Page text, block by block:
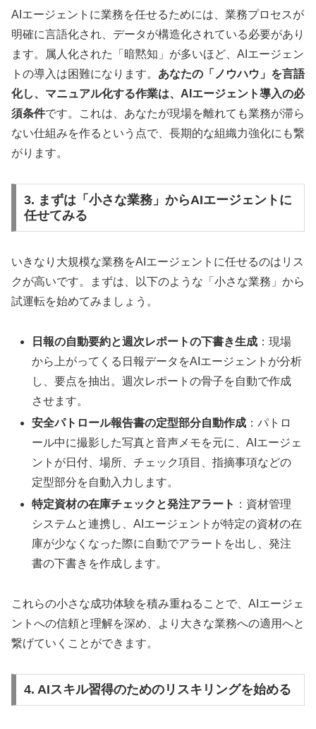
AIエージェントに業務を任せるためには、業務プロセスが
明確に言語化され、データが構造化されている必要があり
ます。属人化された「暗黙知」が多いほど、AIエージェン
トの導入は困難になります。 あなたの「ノウハウ」を言語
化し、マニュアル化する作業は、AIエージェント導入の必
須条件です。これは、あなたが現場を離れても業務が滞ら
ない仕組みを作るという点で、長期的な組織力強化にも繋
がります。
3. まずは「小さな業務」からAIエージェントに
任せてみる
いきなり大規模な業務をAIエージェントに任せるのはリス
クが高いです。まずは、以下のような「小さな業務」から
試運転を始めてみましょう。
日報の自動要約と週次レポートの下書き生成 ：現場
から上がってくる日報データをAIエージェントが分析
し、要点を抽出。週次レポートの骨子を自動で作成
させます。
安全パトロール報告書の定型部分自動作成 ：パトロ
ール中に撮影した写真と音声メモを元に、AIエージェ
ントが日付、場所、チェック項目、指摘事項などの
定型部分を自動入力します。
特定資材の在庫チェックと発注アラート ：資材管理
システムと連携し、AIエージェントが特定の資材の在
庫が少なくなった際に自動でアラートを出し、発注
書の下書きを作成します。
これらの小さな成功体験を積み重ねることで、AIエージェ
ントへの信頼と理解を深め、より大きな業務への適用へと
繋げていくことができます。
4. AIスキル習得のためのリスキリングを始める